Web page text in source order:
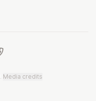
Media credits